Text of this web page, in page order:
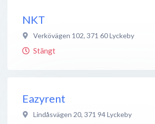
NKT
Verkövägen 102, 371 60Lyckeby
Stängt
Eazyrent
Lindåsvägen 20, 371 94Lyckeby